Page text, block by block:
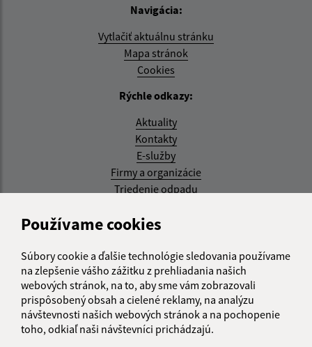
Používame cookies
Súbory cookie a ďalšie technológie sledovania používame
na zlepšenie vášho zážitku z prehliadania našich
webových stránok, na to, aby sme vám zobrazovali
prispôsobený obsah a cielené reklamy, na analýzu
návštevnosti našich webových stránok a na pochopenie
toho, odkiaľ naši návštevníci prichádzajú.
Navigácia:
Vytlačiť aktuálnu stránku
Mapa stránok
Cookies
Rýchle odkazy:
Aktuality
Kontakty
E-služby
Firmy a organizácie
Triedenie odpadu
Aktualizované:
RSS
Správca obsahu:
Správca obsahu je Obec Kysak.
Vytvorené v súlade sJednotným dizajn manuálom